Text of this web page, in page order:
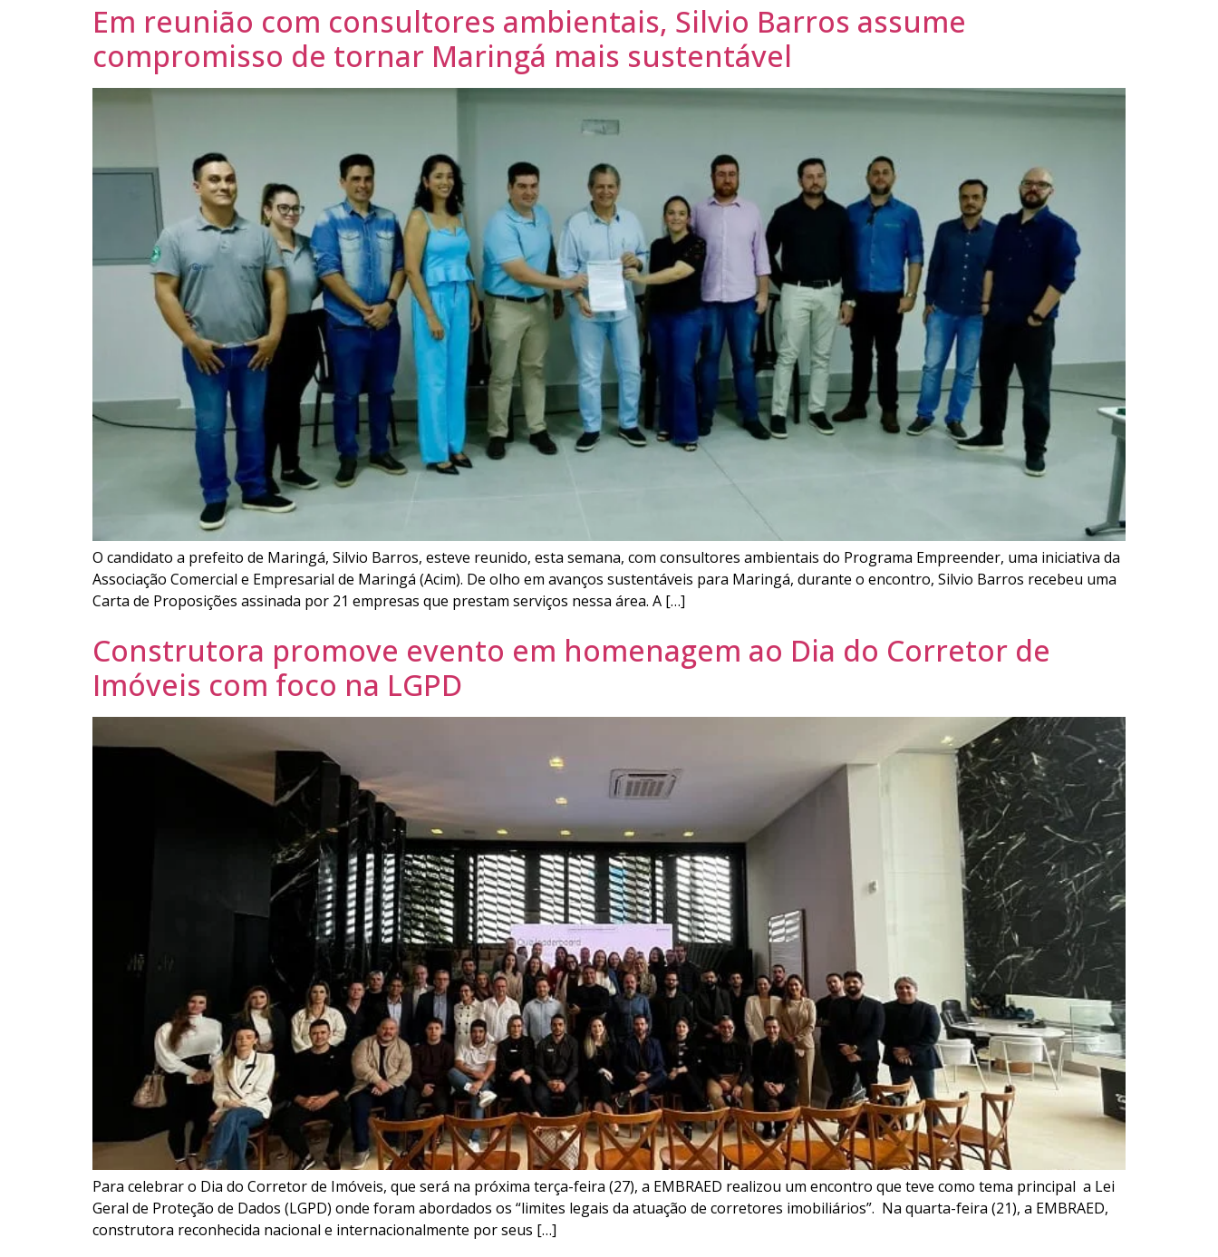
Em reunião com consultores ambientais, Silvio Barros assume
compromisso de tornar Maringá mais sustentável
O candidato a prefeito de Maringá, Silvio Barros, esteve reunido, esta semana, com consultores ambientais do Programa Empreender, uma iniciativa da
Associação Comercial e Empresarial de Maringá (Acim). De olho em avanços sustentáveis para Maringá, durante o encontro, Silvio Barros recebeu uma
Carta de Proposições assinada por 21 empresas que prestam serviços nessa área. A […]
Construtora promove evento em homenagem ao Dia do Corretor de
Imóveis com foco na LGPD
Para celebrar o Dia do Corretor de Imóveis, que será na próxima terça-feira (27), a EMBRAED realizou um encontro que teve como tema principal a Lei
Geral de Proteção de Dados (LGPD) onde foram abordados os “limites legais da atuação de corretores imobiliários”. Na quarta-feira (21), a EMBRAED,
construtora reconhecida nacional e internacionalmente por seus […]